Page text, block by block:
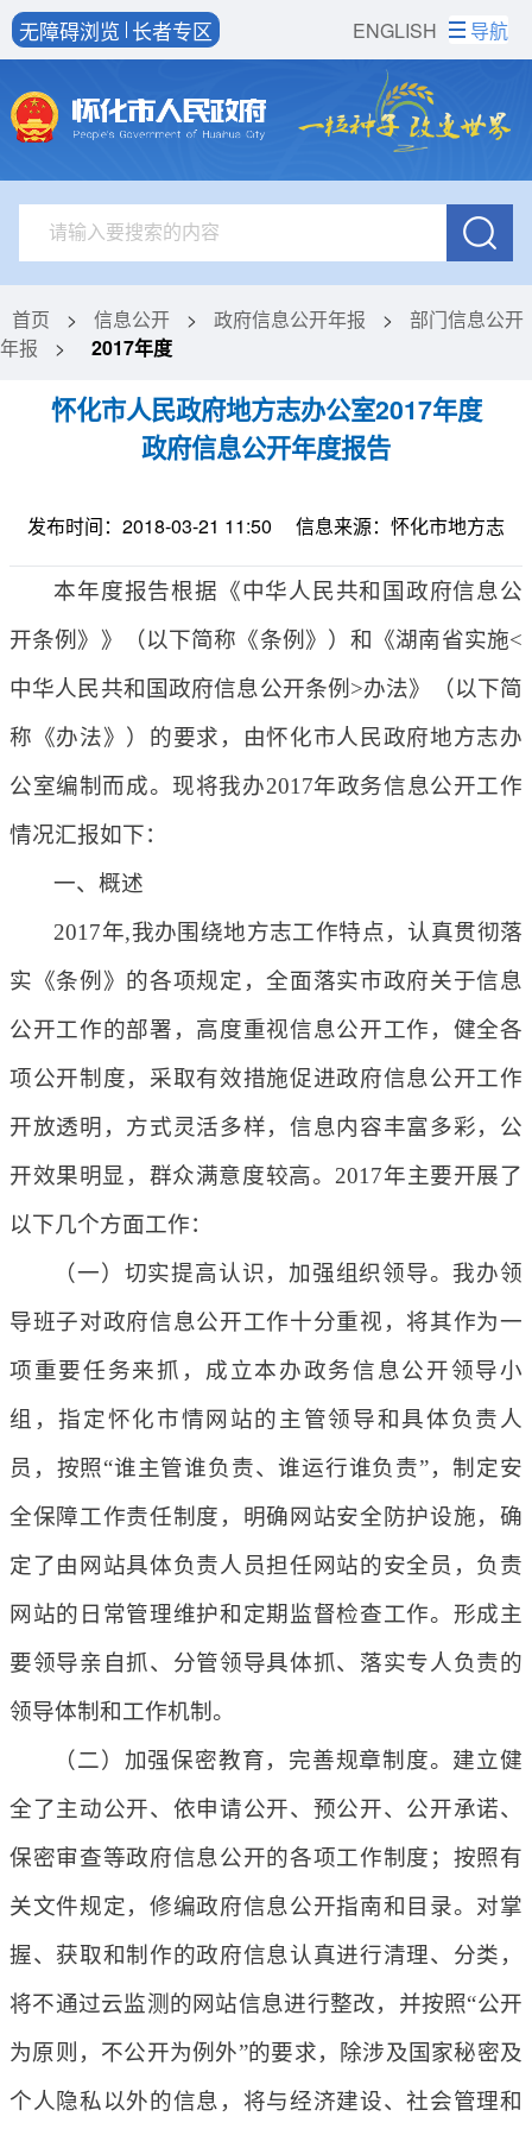
ENGLISH
无障碍浏览 长者专区 导航
首页 > 信息公开 > 政府信息公开年报 >
部门信息公开
年报
> 2017年度
怀化市人民政府地方志办公室2017年度
政府信息公开年度报告
发布时间：2018-03-21 11:50 信息来源：怀化市地方志
本年度报告根据《中华人民共和国政府信息公
开条例》》（以下简称《条例》）和《湖南省实施<
中华人民共和国政府信息公开条例>办法》（以下简
称《办法》）的要求，由怀化市人民政府地方志办
公室编制而成。现将我办2017年政务信息公开工作
情况汇报如下：
一、概述
2017年,我办围绕地方志工作特点，认真贯彻落
实《条例》的各项规定，全面落实市政府关于信息
公开工作的部署，高度重视信息公开工作，健全各
项公开制度，采取有效措施促进政府信息公开工作
开放透明，方式灵活多样，信息内容丰富多彩，公
开效果明显，群众满意度较高。2017年主要开展了
以下几个方面工作：
（一）切实提高认识，加强组织领导。我办领
导班子对政府信息公开工作十分重视，将其作为一
项重要任务来抓，成立本办政务信息公开领导小
组，指定怀化市情网站的主管领导和具体负责人
员，按照“谁主管谁负责、谁运行谁负责”，制定安
全保障工作责任制度，明确网站安全防护设施，确
定了由网站具体负责人员担任网站的安全员，负责
网站的日常管理维护和定期监督检查工作。形成主
要领导亲自抓、分管领导具体抓、落实专人负责的
领导体制和工作机制。
（二）加强保密教育，完善规章制度。建立健
全了主动公开、依申请公开、预公开、公开承诺、
保密审查等政府信息公开的各项工作制度；按照有
关文件规定，修编政府信息公开指南和目录。对掌
握、获取和制作的政府信息认真进行清理、分类，
将不通过云监测的网站信息进行整改，并按照“公开
为原则，不公开为例外”的要求，除涉及国家秘密及
个人隐私以外的信息，将与经济建设、社会管理和